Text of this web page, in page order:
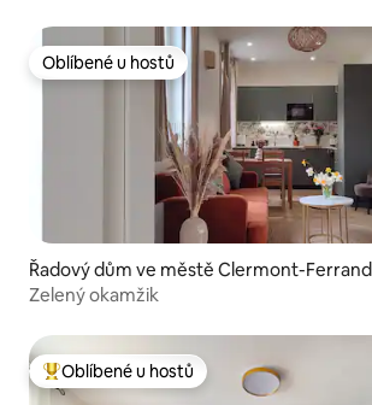
Oblíbené u hostů
Oblíbené u hostů
Řadový dům ve městě Clermont-Ferrand
Zelený okamžik
Nejlepší v kategorii Oblíbené u hostů
Oblíbené u hostů